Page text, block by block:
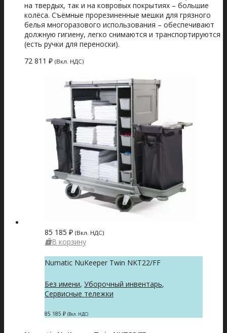
на твердых, так и на ковровых покрытиях – большие
колёса. Съёмные прорезиненные мешки для грязного
белья многоразового использования – обеспечивают
должную гигиену, легко снимаются и транспортируются
(есть ручки для переноски).
72 811 ₽ (Вкл. НДС)
85 185 ₽ (Вкл. НДС)
В корзину
Numatic NuKeeper Twin NKT22/FF
Без имени, Уборочный инвентарь,
Сервисные тележки
85 185 ₽ (Вкл. НДС)